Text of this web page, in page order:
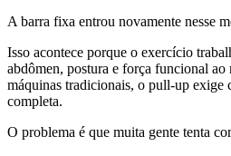
A barra fixa entrou novamente nesse
Isso acontece porque o exercício
abdômen, postura e força funcional
máquinas tradicionais, o pull-up exige
completa.
O problema é que muita gente tenta